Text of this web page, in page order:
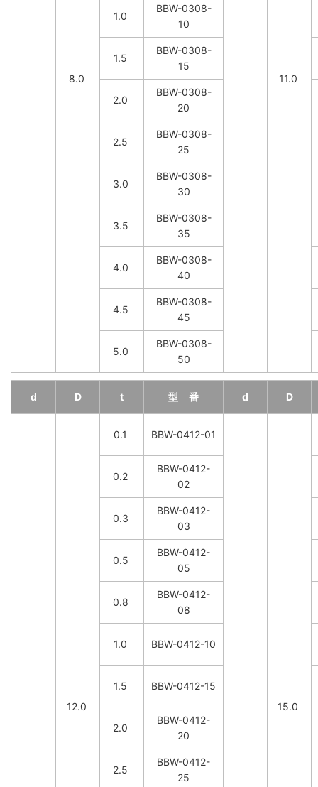
8.0 11.0
1.0
BBW-0308-
10
1.5
BBW-0308-
15
2.0
BBW-0308-
20
2.5
BBW-0308-
25
3.0
BBW-0308-
30
3.5
BBW-0308-
35
4.0
BBW-0308-
40
4.5
BBW-0308-
45
5.0
BBW-0308-
50
d D t 型 番 d D
12.0
0.1 BBW-0412-01
15.0
0.2
BBW-0412-
02
0.3
BBW-0412-
03
0.5
BBW-0412-
05
0.8
BBW-0412-
08
1.0 BBW-0412-10
1.5 BBW-0412-15
2.0
BBW-0412-
20
2.5
BBW-0412-
25